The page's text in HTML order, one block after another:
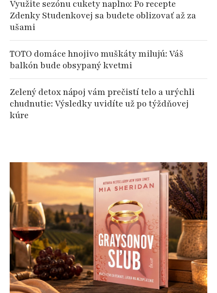
Využite sezónu cukety naplno: Po recepte
Zdenky Studenkovej sa budete oblizovať až za
ušami
TOTO domáce hnojivo muškáty milujú: Váš
balkón bude obsypaný kvetmi
Zelený detox nápoj vám prečistí telo a urýchli
chudnutie: Výsledky uvidíte už po týždňovej
kúre